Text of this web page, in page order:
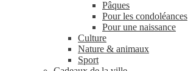
Pâques
Pour les condoléances
Pour une naissance
Culture
Nature & animaux
Sport